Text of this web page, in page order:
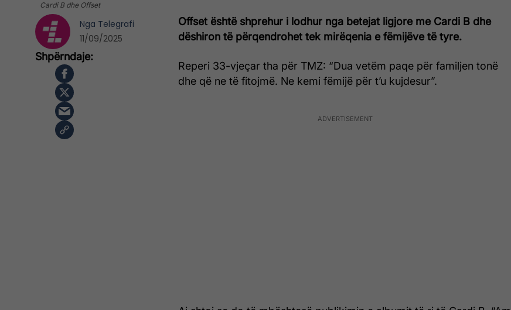
Cardi B dhe Offset
Offset është shprehur i lodhur nga betejat ligjore me Cardi B dhe
dëshiron të përqendrohet tek mirëqenia e fëmijëve të tyre.
Reperi 33-vjeçar tha për TMZ: “Dua vetëm paqe për familjen tonë
dhe që ne të fitojmë. Ne kemi fëmijë për t’u kujdesur”.
Nga Telegrafi
11/09/2025